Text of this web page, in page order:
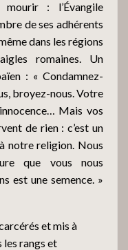
: l’Évangile
de ses adhérents
dans les régions
romaines. Un
: « Condamnez-
broyez-nous. Votre
Mais vos
de rien : c’est un
notre religion. Nous
que vous nous
est une semence. »
et mis à
les rangs et